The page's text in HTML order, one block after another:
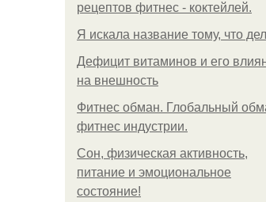
рецептов фитнес - коктейлей.
Я искала название тому, что
Дефицит витаминов и его
на внешность
Фитнес обман. Глобальный
фитнес индустрии.
Сон, физическая активность,
питание и эмоциональное
состояние!